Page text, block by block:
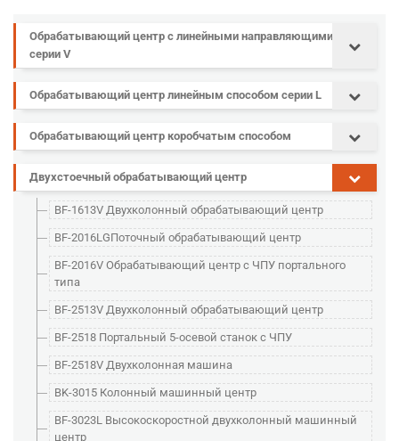
Обрабатывающий центр с линейными направляющими
серии V
Обрабатывающий центр линейным способом серии L
Обрабатывающий центр коробчатым способом
Двухстоечный обрабатывающий центр
BF-1613V Двухколонный обрабатывающий центр
BF-2016LGПоточный обрабатывающий центр
BF-2016V Обрабатывающий центр с ЧПУ портального
типа
BF-2513V Двухколонный обрабатывающий центр
BF-2518 Портальный 5-осевой станок с ЧПУ
BF-2518V Двухколонная машина
BK-3015 Колонный машинный центр
BF-3023L Высокоскоростной двухколонный машинный
центр